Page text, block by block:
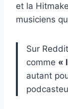
et la
musiciens
Sur
comme «
autant